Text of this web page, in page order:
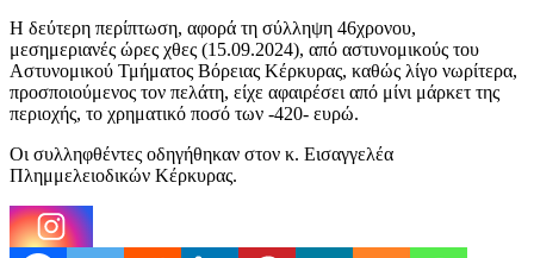
Η δεύτερη περίπτωση, αφορά τη σύλληψη 46χρονου,
μεσημεριανές ώρες χθες (15.09.2024), από αστυνομικούς του
Αστυνομικού Τμήματος Βόρειας Κέρκυρας, καθώς λίγο νωρίτερα,
προσποιούμενος τον πελάτη, είχε αφαιρέσει από μίνι μάρκετ της
περιοχής, το χρηματικό ποσό των -420- ευρώ.
Οι συλληφθέντες οδηγήθηκαν στον κ. Εισαγγελέα
Πλημμελειοδικών Κέρκυρας.